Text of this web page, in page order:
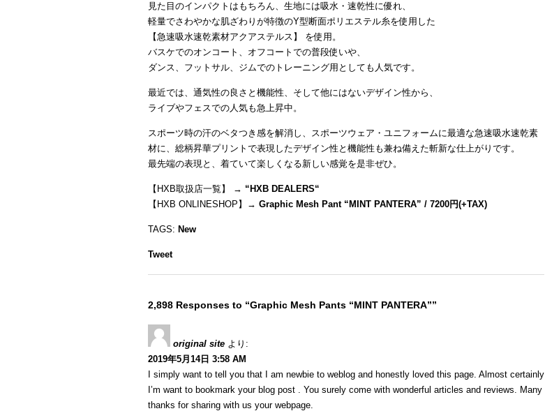
見た目のインパクトはもちろん、生地には吸水・速乾性に優れ、
軽量でさわやかな肌ざわりが特徴のY型断面ポリエステル糸を使用した
【急速吸水速乾素材アクアステルス】 を使用。
バスケでのオンコート、オフコートでの普段使いや、
ダンス、フットサル、ジムでのトレーニング用としても人気です。
最近では、通気性の良さと機能性、そして他にはないデザイン性から、
ライブやフェスでの人気も急上昇中。
スポーツ時の汗のベタつき感を解消し、スポーツウェア・ユニフォームに最適な急速吸水速乾素
材に、総柄昇華プリントで表現したデザイン性と機能性も兼ね備えた斬新な仕上がりです。
最先端の表現と、着ていて楽しくなる新しい感覚を是非ぜひ。
【HXB取扱店一覧】 → “ HXB DEALERS“
【HXB ONLINESHOP】→ Graphic Mesh Pant “MINT PANTERA” / 7200円(+TAX)
TAGS: New
Tweet
2,898 Responses to “Graphic Mesh Pants “MINT PANTERA””
original site より:
2019年5月14日 3:58 AM
I simply want to tell you that I am newbie to weblog and honestly loved this page. Almost certainly
I’m want to bookmark your blog post . You surely come with wonderful articles and reviews. Many
thanks for sharing with us your webpage.